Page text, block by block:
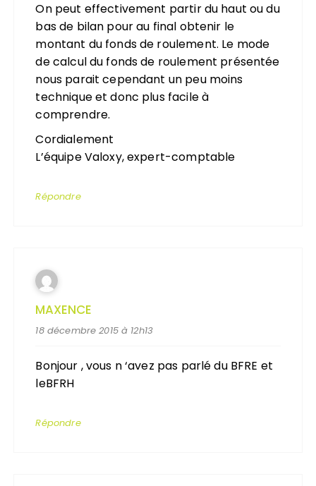
On peut effectivement partir du haut ou du
bas de bilan pour au final obtenir le
montant du fonds de roulement. Le mode
de calcul du fonds de roulement présentée
nous parait cependant un peu moins
technique et donc plus facile à
comprendre.
Cordialement
L’équipe Valoxy, expert-comptable
Répondre
MAXENCE
18 décembre 2015 à 12h13
Bonjour , vous n ‘avez pas parlé du BFRE et
leBFRH
Répondre